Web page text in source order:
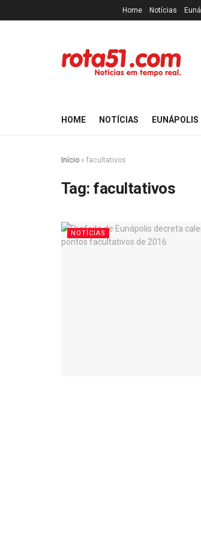
Home Notícias
HOME NOTÍCIAS EUNÁPOLIS
Início » facultativos
Tag: facultativos
NOTÍCIAS